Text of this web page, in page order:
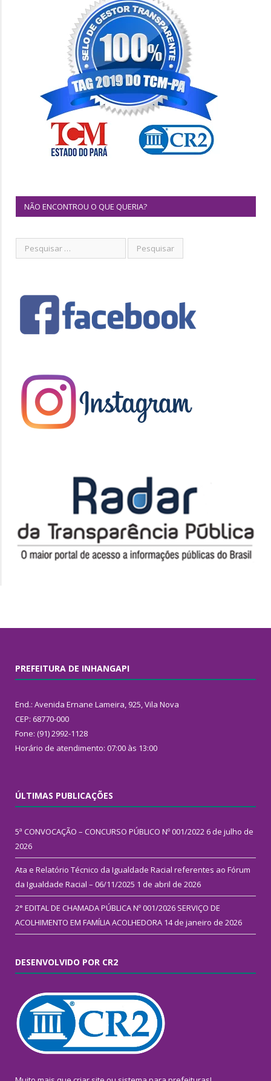
NÃO ENCONTROU O QUE QUERIA?
PREFEITURA DE INHANGAPI
End.: Avenida Ernane Lameira, 925, Vila Nova
CEP: 68770-000
Fone: (91) 2992-1128
Horário de atendimento: 07:00 às 13:00
ÚLTIMAS PUBLICAÇÕES
5ª CONVOCAÇÃO – CONCURSO PÚBLICO Nº 001/2022 6 de julho de
2026
Ata e Relatório Técnico da Igualdade Racial referentes ao Fórum
da Igualdade Racial – 06/11/2025 1 de abril de 2026
2° EDITAL DE CHAMADA PÚBLICA Nº 001/2026 SERVIÇO DE
ACOLHIMENTO EM FAMÍLIA ACOLHEDORA 14 de janeiro de 2026
DESENVOLVIDO POR CR2